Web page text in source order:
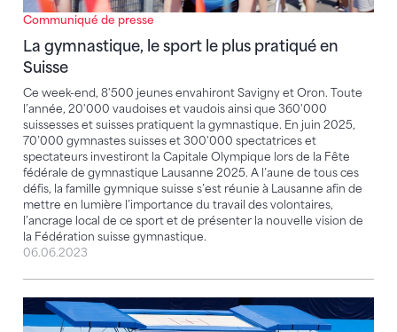
Communiqué de presse
La gymnastique, le sport le plus pratiqué en
Suisse
Ce week-end, 8'500 jeunes envahiront Savigny et Oron. Toute
l’année, 20'000 vaudoises et vaudois ainsi que 360'000
suissesses et suisses pratiquent la gymnastique. En juin 2025,
70’000 gymnastes suisses et 300'000 spectatrices et
spectateurs investiront la Capitale Olympique lors de la Fête
fédérale de gymnastique Lausanne 2025. A l’aune de tous ces
défis, la famille gymnique suisse s’est réunie à Lausanne afin de
mettre en lumière l’importance du travail des volontaires,
l’ancrage local de ce sport et de présenter la nouvelle vision de
la Fédération suisse gymnastique.
06.06.2023
Informations de fond sur le reportage médiatique